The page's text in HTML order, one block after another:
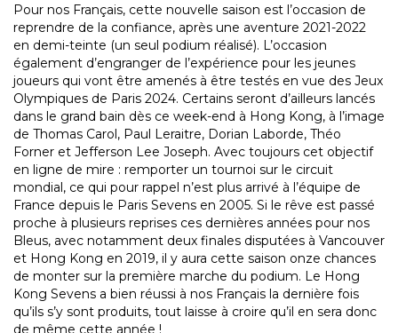
Pour nos Français, cette nouvelle saison est l’occasion de
reprendre de la confiance, après une aventure 2021-2022
en demi-teinte (un seul podium réalisé). L’occasion
également d’engranger de l’expérience pour les jeunes
joueurs qui vont être amenés à être testés en vue des Jeux
Olympiques de Paris 2024. Certains seront d’ailleurs lancés
dans le grand bain dès ce week-end à Hong Kong, à l’image
de Thomas Carol, Paul Leraitre, Dorian Laborde, Théo
Forner et Jefferson Lee Joseph. Avec toujours cet objectif
en ligne de mire : remporter un tournoi sur le circuit
mondial, ce qui pour rappel n’est plus arrivé à l’équipe de
France depuis le Paris Sevens en 2005. Si le rêve est passé
proche à plusieurs reprises ces dernières années pour nos
Bleus, avec notamment deux finales disputées à Vancouver
et Hong Kong en 2019, il y aura cette saison onze chances
de monter sur la première marche du podium. Le Hong
Kong Sevens a bien réussi à nos Français la dernière fois
qu’ils s’y sont produits, tout laisse à croire qu’il en sera donc
de même cette année !